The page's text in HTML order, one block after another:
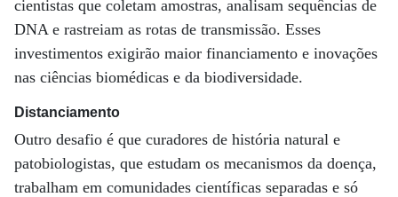
cientistas que coletam amostras, analisam sequências de
DNA e rastreiam as rotas de transmissão. Esses
investimentos exigirão maior financiamento e inovações
nas ciências biomédicas e da biodiversidade.
Distanciamento
Outro desafio é que curadores de história natural e
patobiologistas, que estudam os mecanismos da doença,
trabalham em comunidades científicas separadas e só